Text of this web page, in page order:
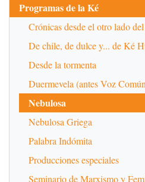
Programas de la Ké
Crónicas desde el otro lado
De chile, de dulce y... de Ké
Desde la tormenta
Duermevela (antes Voz
Nebulosa
Nebulosa Griega
Palabra Indómita
Producciones especiales
Seminario de Marxismo y